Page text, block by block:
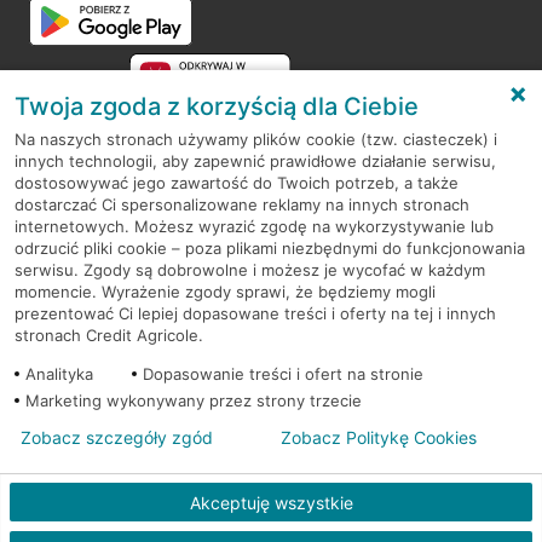
RODO
Regulamin serwisu
Mapa serwisu
PolitykaCookies
© 2026 Credit Agricole Bank Polska S.A. Wszelkie prawa zastrzeżone
Twoja zgoda z korzyścią dla Ciebie
Na naszych stronach używamy plików cookie (tzw. ciasteczek) i
innych technologii, aby zapewnić prawidłowe działanie serwisu,
dostosowywać jego zawartość do Twoich potrzeb, a także
dostarczać Ci spersonalizowane reklamy na innych stronach
internetowych. Możesz wyrazić zgodę na wykorzystywanie lub
odrzucić pliki cookie – poza plikami niezbędnymi do funkcjonowania
serwisu. Zgody są dobrowolne i możesz je wycofać w każdym
momencie. Wyrażenie zgody sprawi, że będziemy mogli
prezentować Ci lepiej dopasowane treści i oferty na tej i innych
stronach Credit Agricole.
Analityka
Dopasowanie treści i ofert na stronie
Marketing wykonywany przez strony trzecie
Akceptuję wszystkie
Zobacz szczegóły zgód Zobacz Politykę Cookies